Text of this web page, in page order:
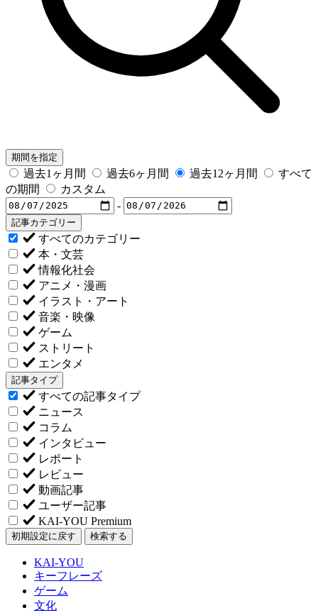
期間を指定
過去1ヶ月間 過去6ヶ月間 過去12ヶ月間
すべて
の期間
カスタム
-
記事カテゴリー
すべてのカテゴリー
本・文芸
情報化社会
アニメ・漫画
イラスト・アート
音楽・映像
ゲーム
ストリート
エンタメ
記事タイプ
すべての記事タイプ
ニュース
コラム
インタビュー
レポート
レビュー
動画記事
ユーザー記事
KAI-YOU Premium
初期設定に戻す 検索する
KAI-YOU
キーフレーズ
ゲーム
文化